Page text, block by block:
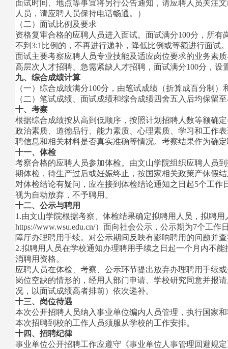
面试时间、地点等事宜将另行公告通知，请应聘人员关注
人员，请应聘人员保持电话畅通。）
（二）面试比例及要求
资格复审合格的应聘人员进入面试。面试满分100分，所
不到3:1比例的，不再进行递补，降低比例或等额进行面试
面试主要考察应聘人员专业技能及适应岗位要求的业务素
高层次人才招聘、急需紧缺人才招聘，面试满分100分，
九、综合成绩计算
（一）综合成绩满分100分，由笔试成绩（折算成百分制
（二）笔试成绩、面试成绩和综合成绩四舍五入后均保留
十、考察
根据综合成绩按从高到低顺序，按照计划招聘人数等额确
政治素质、道德品行、能力素质、心理素质、学习和工作
聘信息和相关材料是否真实准确等情况。考察结果作为确
十一、体检
考察合格的应聘人员参加体检。由文山学院组织应聘人员
期体检，待生产过后或妊娠终止，按国家相关政策产休假
对体检结论有疑问，应在接到体检结论通知之日起5个工
视为自动放弃，不予聘用。
十二、公示与聘用
1.由文山学院根据考察、体检结果确定拟聘用人员，拟聘
https://www.wsu.edu.cn/）面向社会公示，公示期为7个工
障厅办理聘用手续。对公示期间反映有影响聘用的问题并
2.拟聘用人员在学校通知办理聘用手续之日起一个月内不
消聘用资格。
应聘人员在体检、考察、公示环节提出放弃办理聘用手续
岗位空缺的情形的，经用人部门申请、学校研究同意并报
况，以面试成绩高者排前）依次递补。
十三、岗位待遇
本次公开招聘人员纳入事业单位编内人员管理，执行国家
本次招聘到校的工作人员须服从学校的工作安排。
十四、招聘纪律
事业单位公开招聘工作应遵守《事业单位人事管理回避规